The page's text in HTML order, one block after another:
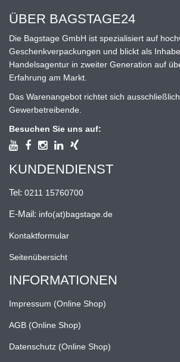
ÜBER BAGSTAGE24
Die Bagstage GmbH ist spezialisiert auf
Geschenkverpackungen und blickt als
Handelsagentur in zweiter Generation auf
Erfahrung am Markt.
Das Warenangebot richtet sich
Gewerbetreibende.
Besuchen Sie uns auf:
KUNDENDIENST
Tel: 0211 15760700
E-Mail: info(at)bagstage.de
Kontaktformular
Seitenübersicht
INFORMATIONEN
Impressum (Online Shop)
AGB (Online Shop)
Datenschutz (Online Shop)